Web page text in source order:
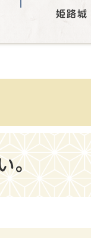
姫路城
。